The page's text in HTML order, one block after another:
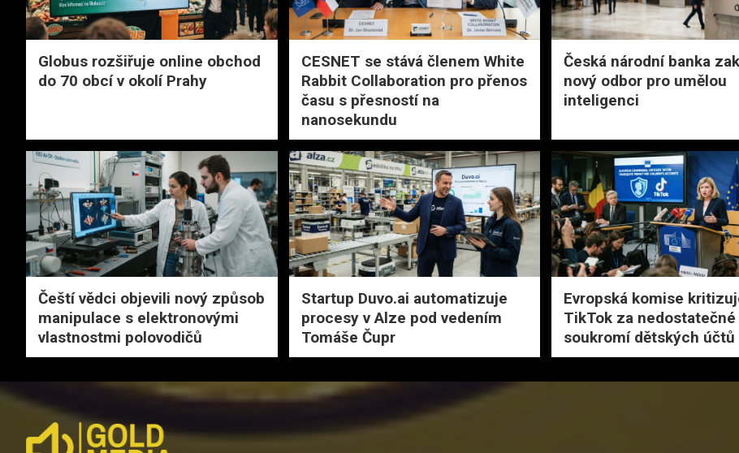
Globus rozšiřuje online obchod
do 70 obcí v okolí Prahy
CESNET se stává členem White
Rabbit Collaboration pro přenos
času s přesností na
nanosekundu
Česká národní banka
nový odbor pro umělou
inteligenci
Čeští vědci objevili nový způsob
manipulace s elektronovými
vlastnostmi polovodičů
Startup Duvo.ai automatizuje
procesy v Alze pod vedením
Tomáše Čupr
Evropská komise
TikTok za nedostatečné
soukromí dětských účtů